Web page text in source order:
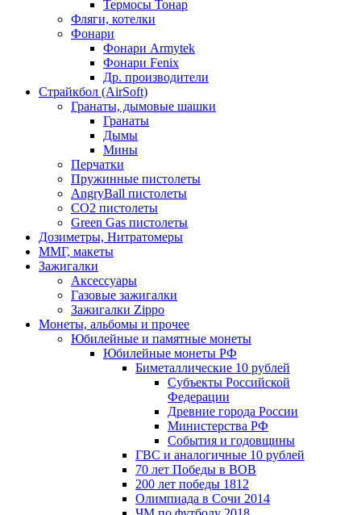
Термосы Тонар
Фляги, котелки
Фонари
Фонари Armytek
Фонари Fenix
Др. производители
Страйкбол (AirSoft)
Гранаты, дымовые шашки
Гранаты
Дымы
Мины
Перчатки
Пружинные пистолеты
AngryBall пистолеты
CO2 пистолеты
Green Gas пистолеты
Дозиметры, Нитратомеры
ММГ, макеты
Зажигалки
Аксессуары
Газовые зажигалки
Зажигалки Zippo
Монеты, альбомы и прочее
Юбилейные и памятные монеты
Юбилейные монеты РФ
Биметаллические 10 рублей
Субъекты Российской
Федерации
Древние города России
Министерства РФ
События и годовщины
ГВС и аналогичные 10 рублей
70 лет Победы в ВОВ
200 лет победы 1812
Олимпиада в Сочи 2014